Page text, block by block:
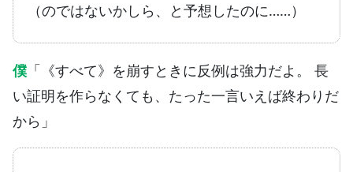
（のではないかしら、と予想したのに……）
僕 「《すべて》を崩すときに反例は強力だよ。 長
い証明を作らなくても、たった一言いえば終わりだ
から」